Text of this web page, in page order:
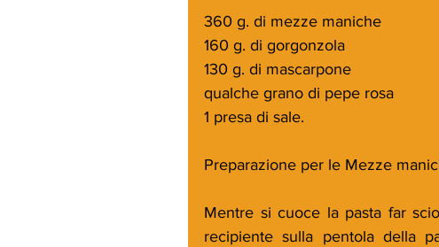
360 g. di mezze maniche
160 g. di gorgonzola
130 g. di mascarpone
qualche grano di pepe rosa
1 presa di sale.
Preparazione per le Mezze
Mentre si cuoce la pasta far
recipiente sulla pentola della